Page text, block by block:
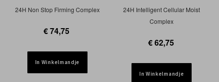
24H Non Stop Firming Complex
€ 74,75
In Winkelmandje
24H Intelligent Cellular Moist
Complex
€ 62,75
In Winkelmandje